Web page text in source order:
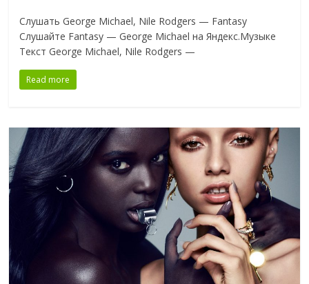
Слушать George Michael, Nile Rodgers — Fantasy
Слушайте Fantasy — George Michael на Яндекс.Музыке
Текст George Michael, Nile Rodgers —
Read more